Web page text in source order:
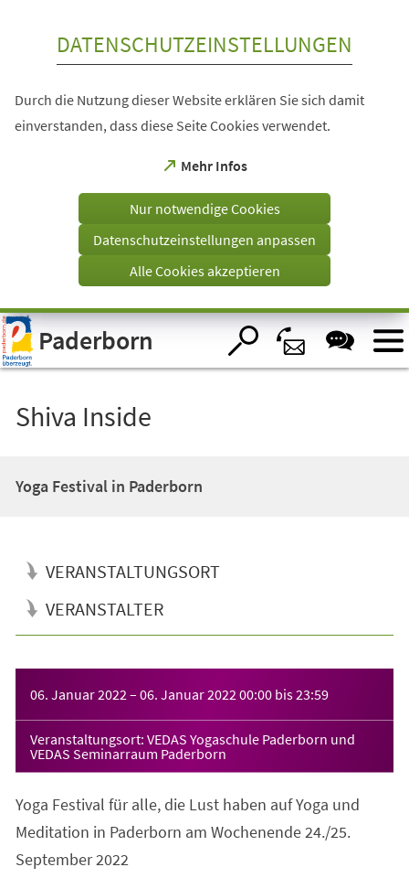
Visuelle
Assistenzsoftware
öffnen.
DATENSCHUTZEINSTELLUNGEN
Durch die Nutzung dieser Website erklären Sie sich damit
einverstanden, dass diese Seite Cookies verwendet.
Mehr Infos
(Öffnet
einem
Tab)
Nur notwendige Cookies
Datenschutzeinstellungen anpassen
Alle Cookies akzeptieren
Paderborn
Shiva Inside
Yoga Festival in Paderborn
VERANSTALTUNGSORT
VERANSTALTER
06. Januar 2022 – 06. Januar 2022 00:00 bis23:59
Veranstaltungsort: VEDAS Yogaschule Paderborn und
VEDAS Seminarraum Paderborn
Yoga Festival für alle, die Lust haben auf Yoga und
Meditation in Paderborn am Wochenende 24./25.
September 2022